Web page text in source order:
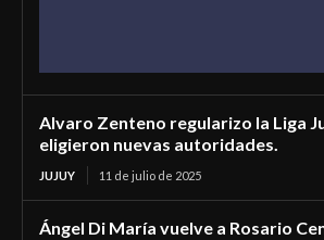
Alvaro Zenteno regularizo la Liga
eligieron nuevas autoridades.
JUJUY 11 de julio de 2025
Ángel Di María vuelve a Rosario